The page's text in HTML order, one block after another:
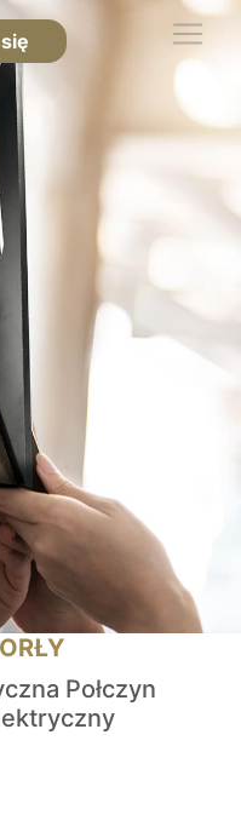
Połczyn